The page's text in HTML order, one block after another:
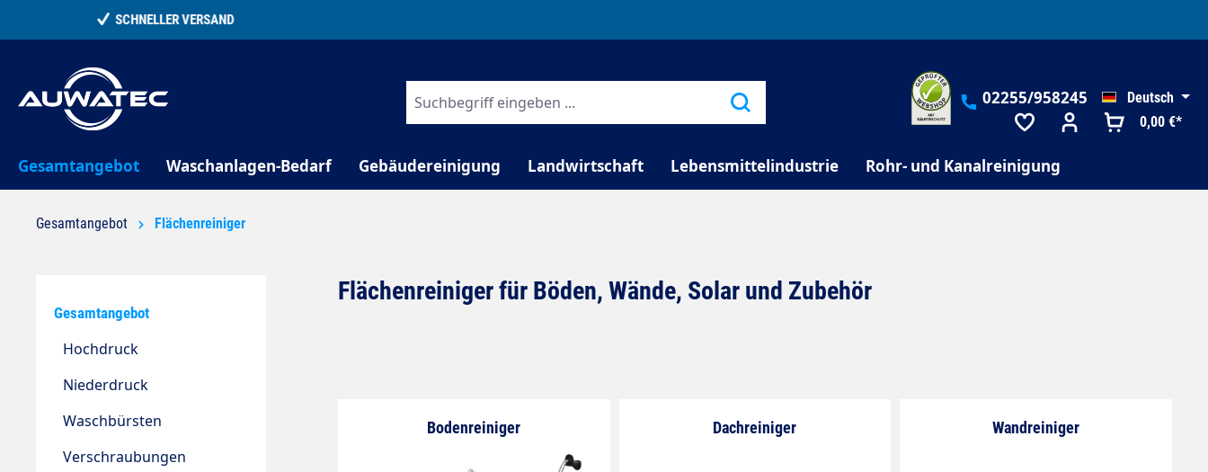
Zur Hauptnavigation springen
0,00 €*
02255/958245 Deutsch
Gesamtangebot Waschanlagen-Bedarf Gebäudereinigung Landwirtschaft Lebensmittelindustrie Rohr- und Kanalreinigung
Gesamtangebot Flächenreiniger
Gesamtangebot
Hochdruck
Niederdruck
Waschbürsten
Verschraubungen
Flächenreiniger für Böden, Wände, Solar und Zubehör
Bodenreiniger Dachreiniger Wandreiniger